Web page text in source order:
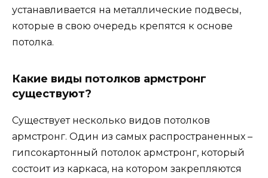
устанавливается на металлические подвесы,
которые в свою очередь крепятся к основе
потолка.
Какие виды потолков армстронг
существуют?
Существует несколько видов потолков
армстронг. Один из самых распространенных –
гипсокартонный потолок армстронг, который
состоит из каркаса, на котором закрепляются